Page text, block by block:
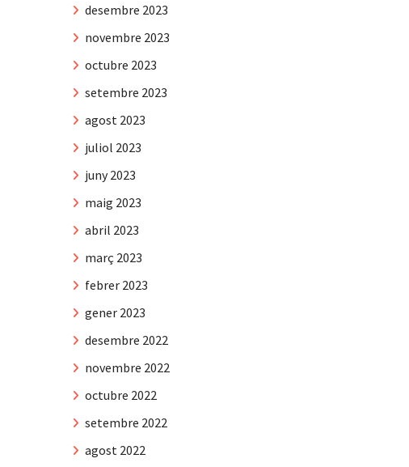
desembre 2023
novembre 2023
octubre 2023
setembre 2023
agost 2023
juliol 2023
juny 2023
maig 2023
abril 2023
març 2023
febrer 2023
gener 2023
desembre 2022
novembre 2022
octubre 2022
setembre 2022
agost 2022